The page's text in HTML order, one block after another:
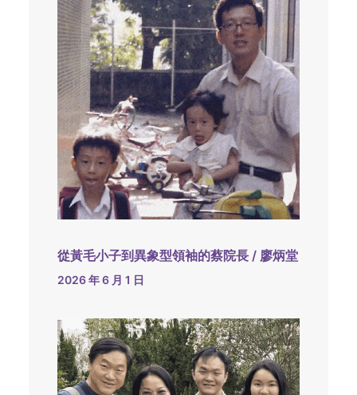
從黃毛小子到異象型領袖的蔡院長 / 廖炳堂
2026 年 6 月 1 日